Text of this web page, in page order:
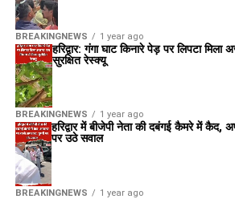
BREAKINGNEWS 1 year ago
BREAKINGNEWS 1 year ago
हरिद्वार: गंगा घाट किनारे पेड़ पर लिपटा
सुरक्षित रेस्क्यू
BREAKINGNEWS 1 year ago
हरिद्वार में बीजेपी नेता की दबंगई कैमरे में कैद,
पर उठे सवाल